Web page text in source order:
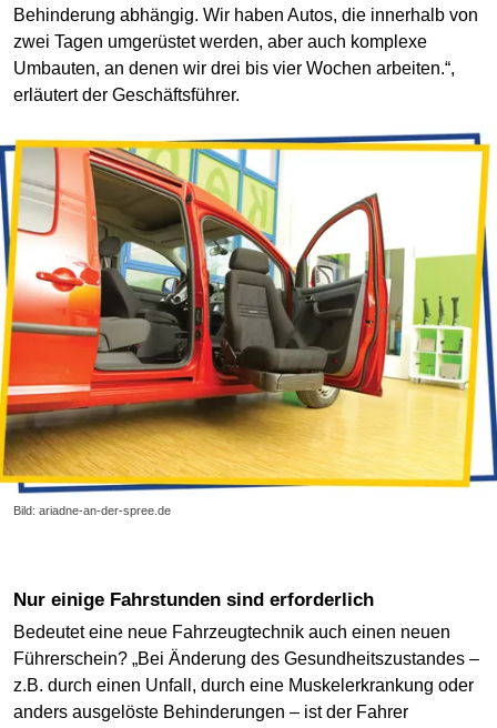
Bild: ariadne-an-der-spree.de
Behinderung abhängig. Wir haben Autos, die innerhalb von
zwei Tagen umgerüstet werden, aber auch komplexe
Umbauten, an denen wir drei bis vier Wochen arbeiten.“,
erläutert der Geschäftsführer.
Nur einige Fahrstunden sind erforderlich
Bedeutet eine neue Fahrzeugtechnik auch einen neuen
Führerschein? „Bei Änderung des Gesundheitszustandes –
z.B. durch einen Unfall, durch eine Muskelerkrankung oder
anders ausgelöste Behinderungen – ist der Fahrer